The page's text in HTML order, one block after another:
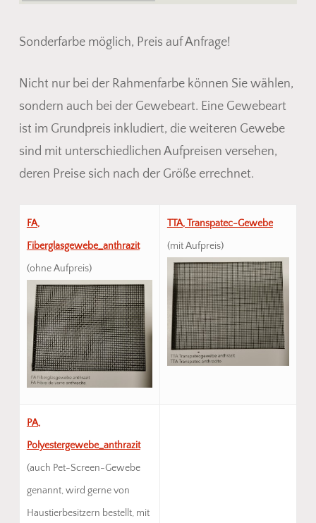
Sonderfarbe möglich, Preis auf Anfrage!
Nicht nur bei der Rahmenfarbe können Sie wählen,
sondern auch bei der Gewebeart. Eine Gewebeart
ist im Grundpreis inkludiert, die weiteren Gewebe
sind mit unterschiedlichen Aufpreisen versehen,
deren Preise sich nach der Größe errechnet.
FA,
Fiberglasgewebe_anthrazit
(ohne Aufpreis)
TTA, Transpatec-Gewebe
(mit Aufpreis)
PA,
Polyestergewebe_anthrazit
(auch Pet-Screen-Gewebe
genannt, wird gerne von
Haustierbesitzern bestellt, mit